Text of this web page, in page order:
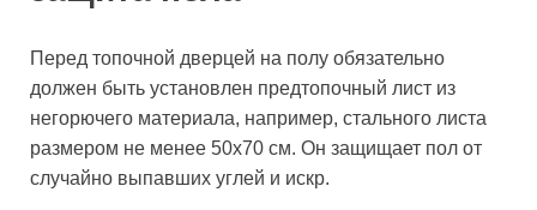
Перед топочной дверцей на полу обязательно
должен быть установлен предтопочный лист из
негорючего материала, например, стального листа
размером не менее 50х70 см. Он защищает пол от
случайно выпавших углей и искр.